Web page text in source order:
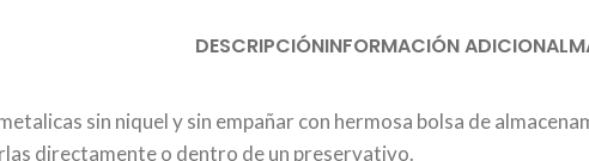
DESCRIPCIÓNINFORMACIÓN ADICIONAL
sin niquel y sin empañar con hermosa bolsa de
directamente o dentro de un preservativo.